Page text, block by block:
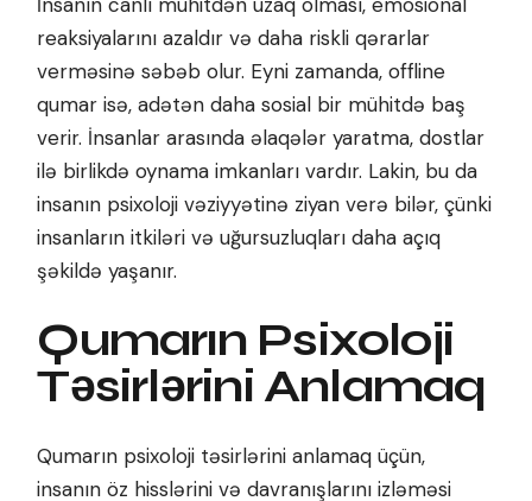
reaksiyalarını azaldır və daha riskli qərarlar
verməsinə səbəb olur. Eyni zamanda, offline
qumar isə, adətən daha sosial bir mühitdə baş
verir. İnsanlar arasında əlaqələr yaratma, dostlar
ilə birlikdə oynama imkanları vardır. Lakin, bu da
insanın psixoloji vəziyyətinə ziyan verə bilər, çünki
insanların itkiləri və uğursuzluqları daha açıq
şəkildə yaşanır.
Qumarın Psixoloji
Təsirlərini Anlamaq
Qumarın psixoloji təsirlərini anlamaq üçün,
insanın öz hisslərini və davranışlarını izləməsi